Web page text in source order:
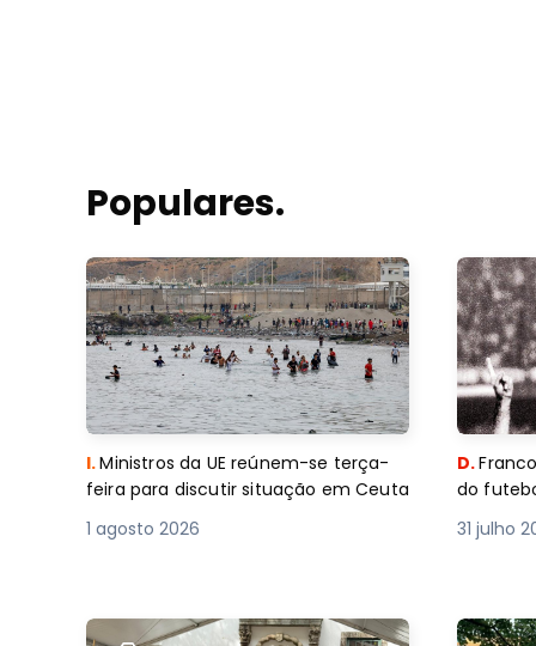
Populares.
I.Ministros da UE reúnem-se terça-
feira para discutir situação em Ceuta
1 agosto 2026
D.
do
31 julho